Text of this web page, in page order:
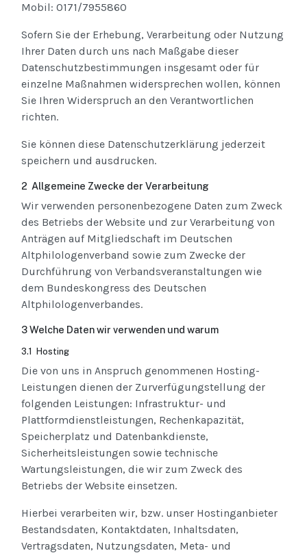
Mobil: 0171/7955860
Sofern Sie der Erhebung, Verarbeitung oder Nutzung
Ihrer Daten durch uns nach Maßgabe dieser
Datenschutzbestimmungen insgesamt oder für
einzelne Maßnahmen widersprechen wollen, können
Sie Ihren Widerspruch an den Verantwortlichen
richten.
Sie können diese Datenschutzerklärung jederzeit
speichern und ausdrucken.
2 Allgemeine Zwecke der Verarbeitung
Wir verwenden personenbezogene Daten zum Zweck
des Betriebs der Website und zur Verarbeitung von
Anträgen auf Mitgliedschaft im Deutschen
Altphilologenverband sowie zum Zwecke der
Durchführung von Verbandsveranstaltungen wie
dem Bundeskongress des Deutschen
Altphilologenverbandes.
3 Welche Daten wir verwenden und warum
3.1 Hosting
Die von uns in Anspruch genommenen Hosting-
Leistungen dienen der Zurverfügungstellung der
folgenden Leistungen: Infrastruktur- und
Plattformdienstleistungen, Rechenkapazität,
Speicherplatz und Datenbankdienste,
Sicherheitsleistungen sowie technische
Wartungsleistungen, die wir zum Zweck des
Betriebs der Website einsetzen.
Hierbei verarbeiten wir, bzw. unser Hostinganbieter
Bestandsdaten, Kontaktdaten, Inhaltsdaten,
Vertragsdaten, Nutzungsdaten, Meta- und